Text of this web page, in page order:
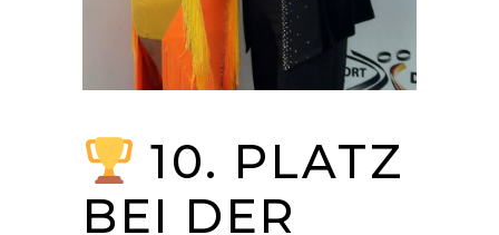
10. PLATZ
BEI DER